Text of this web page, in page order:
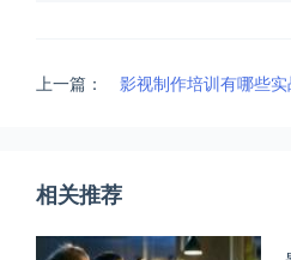
上一篇： 影视制作培训有哪些实
相关推荐